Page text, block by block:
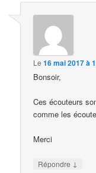
Le16 mai 2017 à
Bonsoir,
Ces écouteurs
comme les
Merci
Répondre ↓